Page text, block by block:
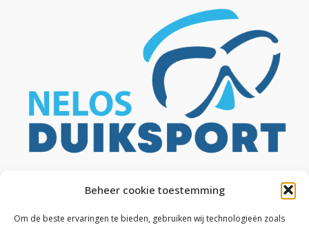
Beheer cookie toestemming
Om de beste ervaringen te bieden, gebruiken wij technologieën zoals